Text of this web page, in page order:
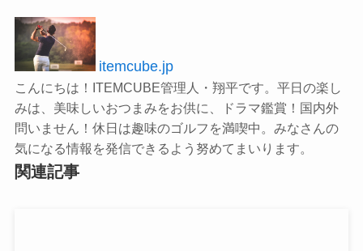
itemcube.jp
こんにちは！ITEMCUBE管理人・翔平です。平日の楽し
みは、美味しいおつまみをお供に、ドラマ鑑賞！国内外
問いません！休日は趣味のゴルフを満喫中。みなさんの
気になる情報を発信できるよう努めてまいります。
関連記事